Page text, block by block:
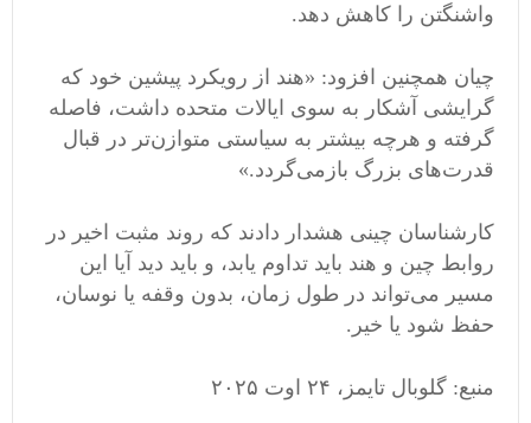
واشنگتن را کاهش دهد.
چیان همچنین افزود: «هند از رویکرد پیشین خود که
گرایشی آشکار به سوی ایالات متحده داشت، فاصله
گرفته و هرچه بیشتر به سیاستی متوازن‌تر در قبال
قدرت‌های بزرگ بازمی‌گردد.»
کارشناسان چینی هشدار دادند که روند مثبت اخیر در
روابط چین و هند باید تداوم یابد، و باید دید آیا این
مسیر می‌تواند در طول زمان، بدون وقفه یا نوسان،
حفظ شود یا خیر.
منبع: گلوبال تایمز، ۲۴ اوت ۲۰۲۵